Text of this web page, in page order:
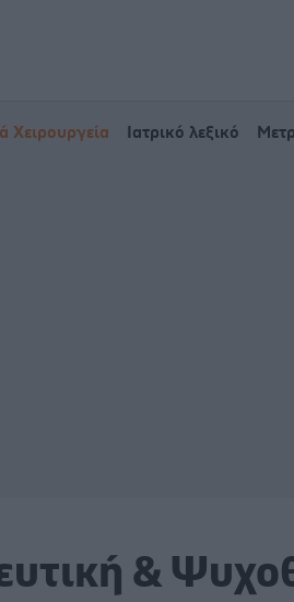
Χειρουργεία Ιατρικό λεξικό
&